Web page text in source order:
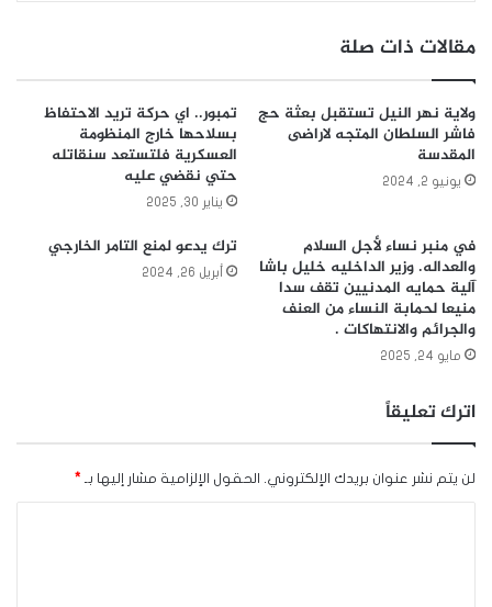
مقالات ذات صلة
ولاية نهر النيل تستقبل بعثة حج
فاشر السلطان المتجه لاراضى
المقدسة
يونيو 2, 2024
تمبور.. اي حركة تريد الاحتفاظ
بسلاحها خارج المنظومة
العسكرية فلتستعد سنقاتله
حتي نقضي عليه
يناير 30, 2025
في منبر نساء لأجل السلام
والعداله. وزير الداخليه خليل باشا
آلية حمايه المدنيين تقف سدا
منيعا لحمابة النساء من العنف
والجرائم والانتهاكات .
مايو 24, 2025
ترك يدعو لمنع التامر الخارجي
أبريل 26, 2024
اترك تعليقاً
لن يتم نشر عنوان بريدك الإلكتروني. الحقول الإلزامية مشار إليها بـ *